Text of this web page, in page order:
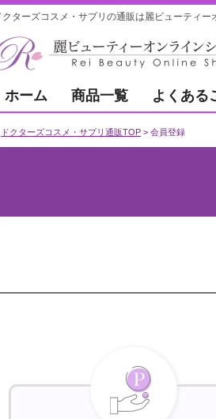
クターズコスメ・サプリの通販は麗ビューティー
ホーム 商品一覧 よくある
ドクターズコスメ・サプリ通販TOP 会員登録